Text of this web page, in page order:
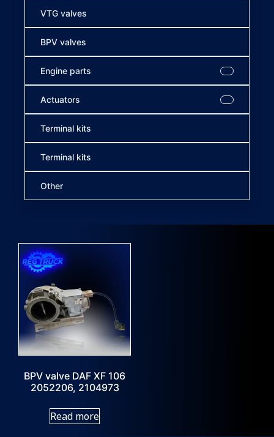
VTG valves
BPV valves
Engine parts
Actuators
Terminal kits
Terminal kits
Other
BPV valve DAF XF 106
2052206, 2104973
Read more